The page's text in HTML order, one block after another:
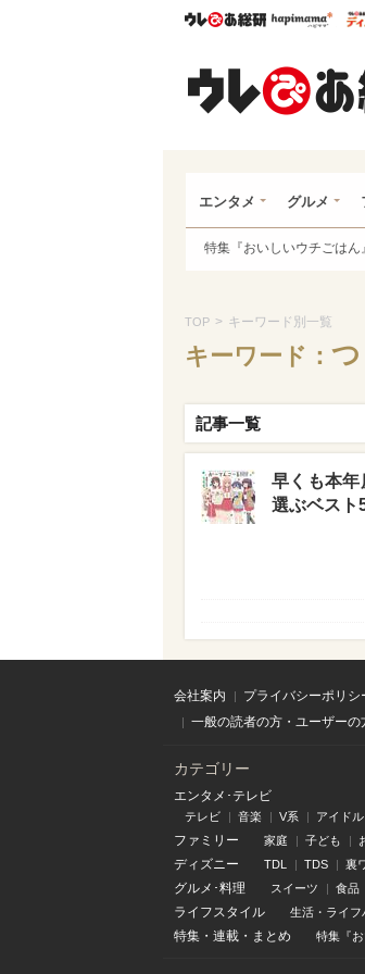
ウレぴあ総研
ハ
エンタメ グルメ
特集『おいしいウチごはん』
TOP > キーワード別一覧
キーワード：
記事一覧
早くも本
選ぶベスト
会社案内 プライバシーポリシ
一般の読者の方・ユーザー
カテゴリー
エンタメ･テレビ
テレビ 音楽 V系 アイドル
ファミリー 家庭 子ども
ディズニー TDL TDS 裏
グルメ･料理 スイーツ 食品
ライフスタイル 生活・ライフ
特集 ・ 連載 ・ まとめ 特集『お